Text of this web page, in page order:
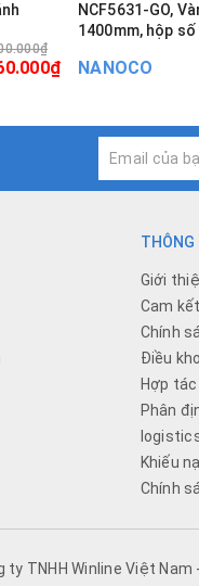
NCF5631-GO,
1400mm, hộp số
NANOCO
THÔNG
Giới
Cam
Chính
Điều
Hợp
Phân
Khiếu
Chính
ty TNHH Winline Việt